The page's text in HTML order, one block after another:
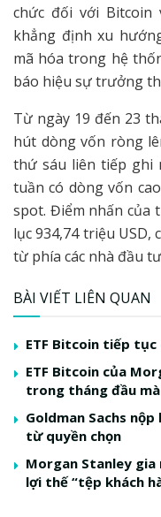
chức đối với Bitcoin
khẳng định xu
mã hóa trong hệ
báo hiệu sự trưởng
Từ ngày 19 đến 23
hút dòng vốn ròng
thứ sáu liên tiếp ghi
tuần có dòng vốn
spot. Điểm nhấn của
lục 934,74 triệu USD,
từ phía các nhà đầu
BÀI VIẾT LIÊN QUAN
ETF Bitcoin tiếp
ETF Bitcoin của
trong tháng đầu
Goldman Sachs
từ quyền chọn
Morgan Stanley gia
lợi thế “tệp khách